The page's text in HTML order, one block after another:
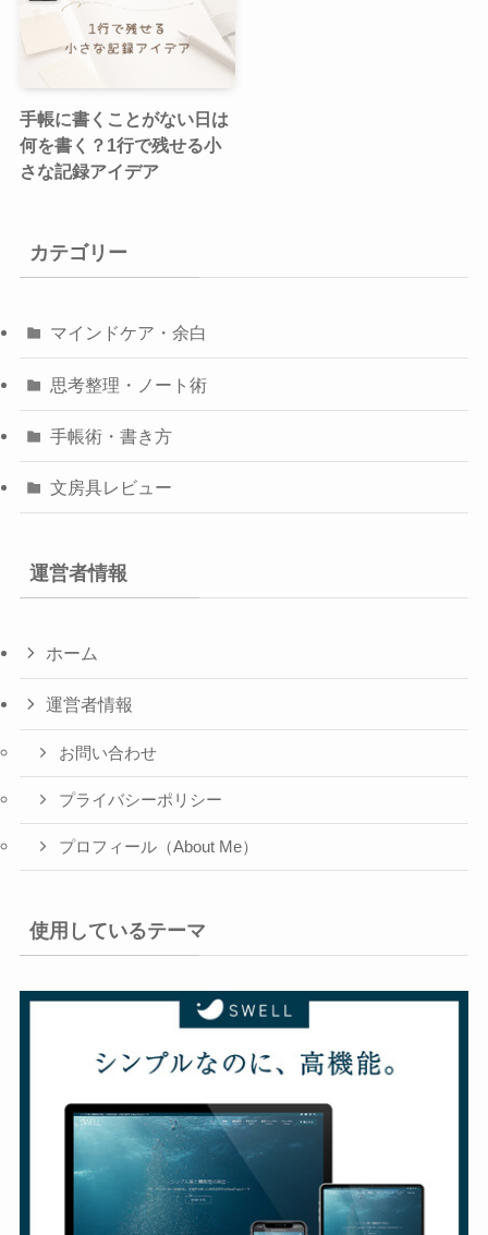
手帳に書くことがない日は
何を書く？1行で残せる小
さな記録アイデア
カテゴリー
マインドケア・余白
思考整理・ノート術
手帳術・書き方
文房具レビュー
運営者情報
ホーム
運営者情報
お問い合わせ
プライバシーポリシー
プロフィール（About Me）
使用しているテーマ